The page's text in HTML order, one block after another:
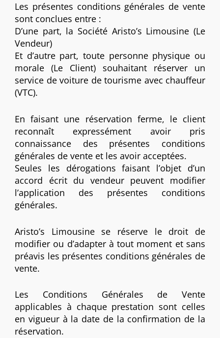
Les présentes conditions générales de vente
sont conclues entre :
D’une part, la Société Aristo’s Limousine (Le
Vendeur)
Et d’autre part, toute personne physique ou
morale (Le Client) souhaitant réserver un
service de voiture de tourisme avec chauffeur
(VTC).
En faisant une réservation ferme, le client
reconnaît expressément avoir pris
connaissance des présentes conditions
générales de vente et les avoir acceptées.
Seules les dérogations faisant l’objet d’un
accord écrit du vendeur peuvent modifier
l’application des présentes conditions
générales.
Aristo’s Limousine se réserve le droit de
modifier ou d’adapter à tout moment et sans
préavis les présentes conditions générales de
vente.
Les Conditions Générales de Vente
applicables à chaque prestation sont celles
en vigueur à la date de la confirmation de la
réservation.